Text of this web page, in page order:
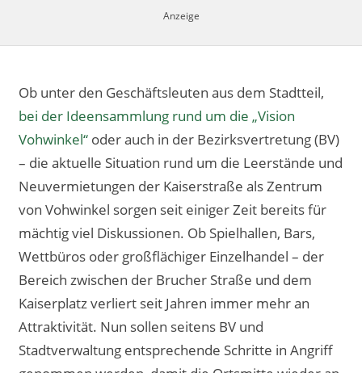
Ob unter den Geschäftsleuten aus dem Stadtteil,
bei der Ideensammlung rund um die „Vision
Vohwinkel“ oder auch in der Bezirksvertretung (BV)
– die aktuelle Situation rund um die Leerstände und
Neuvermietungen der Kaiserstraße als Zentrum
von Vohwinkel sorgen seit einiger Zeit bereits für
mächtig viel Diskussionen. Ob Spielhallen, Bars,
Wettbüros oder großflächiger Einzelhandel – der
Bereich zwischen der Brucher Straße und dem
Kaiserplatz verliert seit Jahren immer mehr an
Attraktivität. Nun sollen seitens BV und
Stadtverwaltung entsprechende Schritte in Angriff